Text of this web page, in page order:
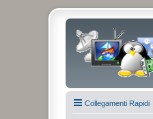
Collegamenti Rapidi